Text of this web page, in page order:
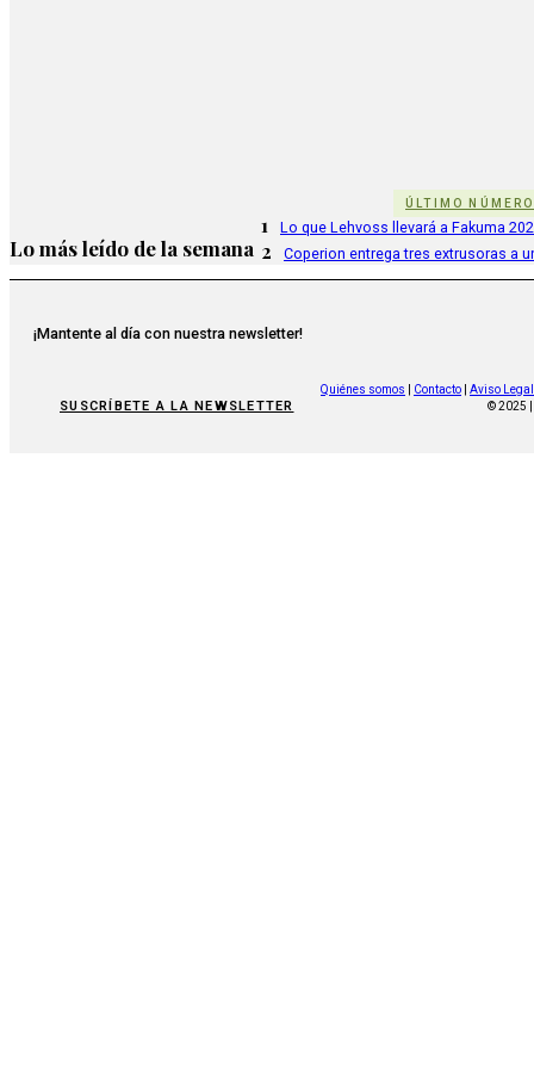
ÚLTIMO NÚMERO
Lo más leído de la semana
1 Lo que Lehvoss llevará a Fakuma
2 Coperion entrega tres extrusoras a
¡Mantente al día con nuestra newsletter!
SUSCRÍBETE A LA NEWSLETTER
Quiénes somos Contacto
Aviso Legal
© 2025